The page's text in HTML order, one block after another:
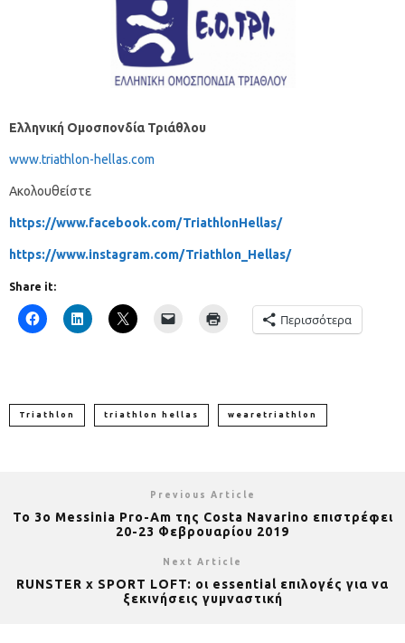
Ελληνική Ομοσπονδία Τριάθλου
www.triathlon-hellas.com
Ακολουθείστε
https://www.facebook.com/TriathlonHellas/
https://www.instagram.com/Triathlon_Hellas/
Share it:
Περισσότερα
Triathlon triathlon hellas wearetriathlon
Previous Article
Το 3ο Messinia Pro-Am της Costa Navarino επιστρέφει
20-23 Φεβρουαρίου 2019
Next Article
RUNSTER x SPORT LOFT: οι essential επιλογές για να
ξεκινήσεις γυμναστική